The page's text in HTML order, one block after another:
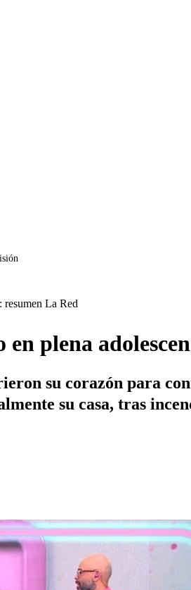
resumen La Red
plena
su corazón para
su casa, tras